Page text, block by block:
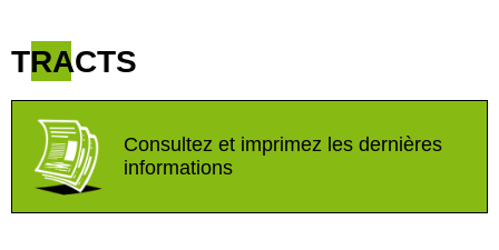
TRACTS
Consultez et imprimez les dernières
informations